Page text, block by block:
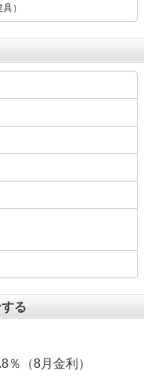
）
る
％（8月金利）